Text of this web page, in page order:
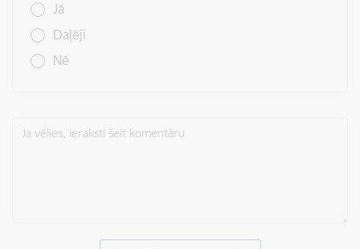
Jā
Daļēji
Nē
Ja vēlies, ieraksti šeit komentāru